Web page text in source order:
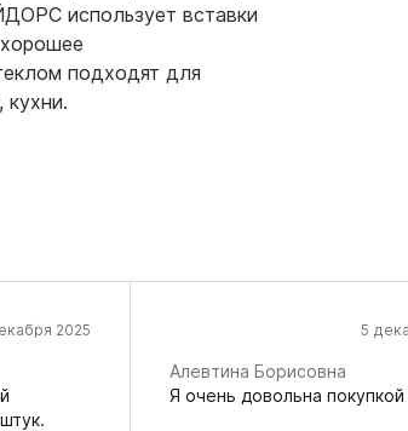
2025 5
Алевтина Борисовна
Я очень довольна
использует вставки
подходят для